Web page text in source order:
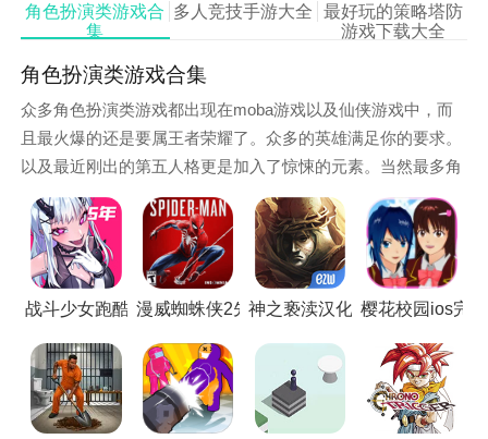
术水平。
括武器、装备和游戏币等，这些奖励可以提升玩家的战
斗能力。
游戏特性
角色扮演类游戏合
集
多人竞技手游大全
最好玩的策略塔防
游戏下载大全
角色扮演类游戏合集
众多角色扮演类游戏都出现在moba游戏以及仙侠游戏中，而
且最火爆的还是要属王者荣耀了。众多的英雄满足你的要求。
以及最近刚出的第五人格更是加入了惊悚的元素。当然最多角
色扮演的游戏就要属仙侠类游戏。从简洁的画面到3D高清的逼
真场景画质。在这个合集中都能体验到不同的游戏画质以及不
同角色玩法。还提供众多的版本下载，以及游戏的玩法攻略
哦，快和你的小伙伴一起来体验一下吧！
战斗少女跑酷测试版漫威蜘蛛侠2先行服神之亵渎汉化版樱花校园ios完